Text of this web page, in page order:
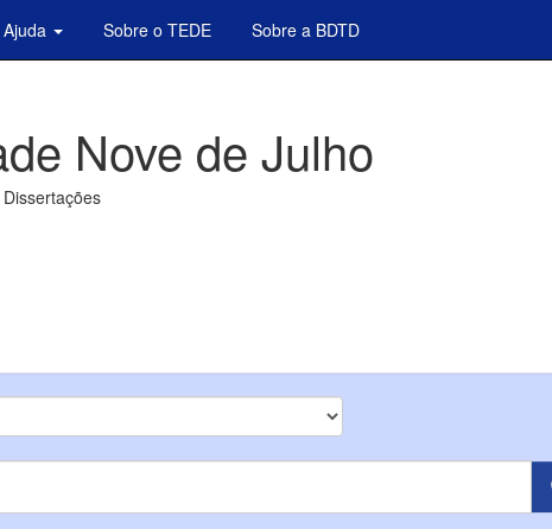
Ajuda Sobre o TEDE Sobre a BDTD
Nove de Julho